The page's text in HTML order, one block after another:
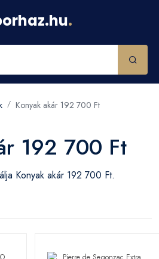
.
Konyak akár 192 700 Ft
192 700 Ft
Konyak akár 192 700 Ft.